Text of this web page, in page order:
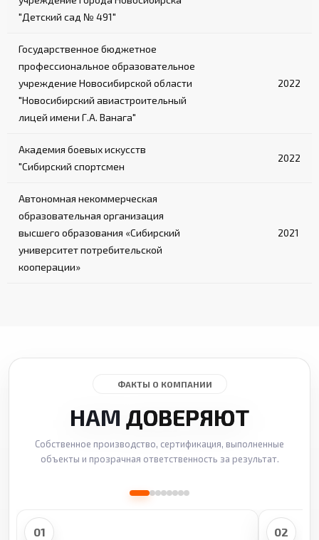
"Детский сад № 491"
Государственное бюджетное
профессиональное образовательное
учреждение Новосибирской области
"Новосибирский авиастроительный
лицей имени Г.А. Ванага"
2022
Академия боевых искусств
"Сибирский спортсмен
2022
Автономная некоммерческая
образовательная организация
высшего образования «Сибирский
университет потребительской
кооперации»
2021
ФАКТЫ О КОМПАНИИ
НАМ ДОВЕРЯЮТ
Собственное производство, сертификация, выполненные
объекты и прозрачная ответственность за результат.
01 02